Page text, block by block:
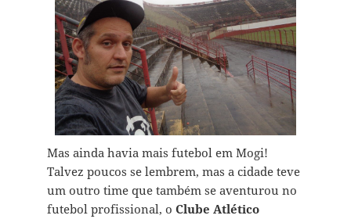
Mas ainda havia mais futebol em Mogi!
Talvez poucos se lembrem, mas a cidade teve
um outro time que também se aventurou no
futebol profissional, o Clube Atlético